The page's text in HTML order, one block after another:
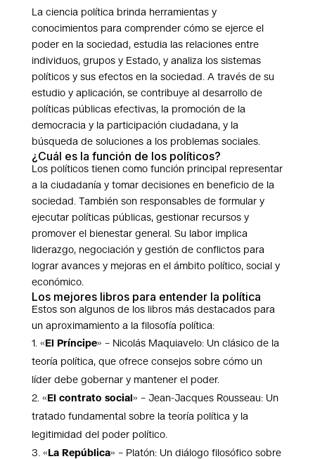
La ciencia política brinda herramientas y
conocimientos para comprender cómo se ejerce el
poder en la sociedad, estudia las relaciones entre
individuos, grupos y Estado, y analiza los sistemas
políticos y sus efectos en la sociedad. A través de su
estudio y aplicación, se contribuye al desarrollo de
políticas públicas efectivas, la promoción de la
democracia y la participación ciudadana, y la
búsqueda de soluciones a los problemas sociales.
¿Cuál es la función de los políticos?
Los políticos tienen como función principal representar
a la ciudadanía y tomar decisiones en beneficio de la
sociedad. También son responsables de formular y
ejecutar políticas públicas, gestionar recursos y
promover el bienestar general. Su labor implica
liderazgo, negociación y gestión de conflictos para
lograr avances y mejoras en el ámbito político, social y
económico.
Los mejores libros para entender la política
Estos son algunos de los libros más destacados para
un aproximamiento a la filosofía política:
«El Príncipe» – Nicolás Maquiavelo: Un clásico de la
teoría política, que ofrece consejos sobre cómo un
líder debe gobernar y mantener el poder.
«El contrato social» – Jean-Jacques Rousseau: Un
tratado fundamental sobre la teoría política y la
legitimidad del poder político.
«La República» – Platón: Un diálogo filosófico sobre